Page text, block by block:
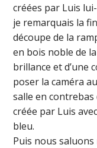
créées par Luis
je remarquais la
découpe de la
en bois noble de
brillance et d’une
poser la caméra
salle en
créée par Luis
bleu.
Puis nous